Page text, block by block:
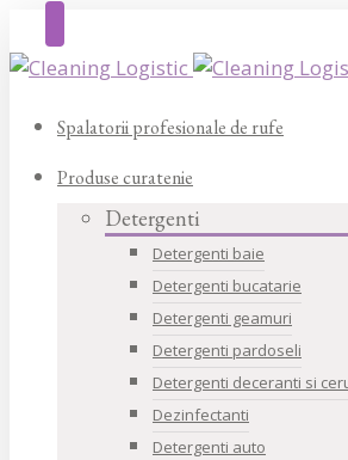
Spalatorii profesionale de rufe
Produse curatenie
Detergenti
Detergenti baie
Detergenti bucatarie
Detergenti geamuri
Detergenti pardoseli
Detergenti deceranti si
Dezinfectanti
Detergenti auto